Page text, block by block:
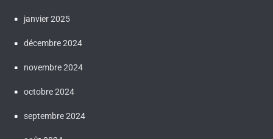
janvier 2025
décembre 2024
novembre 2024
octobre 2024
septembre 2024